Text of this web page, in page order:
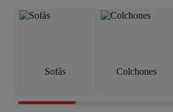
Sofás Colchones